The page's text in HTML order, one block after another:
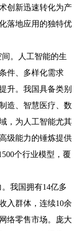
创新迅速转化为产
落地应用的独特优
。人工智能的生
件、多样化需求
升。我国具备类别
造、智慧医疗、数
，为人工智能尤其
级能力的锤炼提供
个行业模型，覆
我国拥有14亿多
入群体，连续10余
络零售市场。庞大